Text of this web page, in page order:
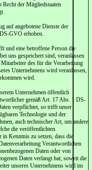
Recht der Mitgliedstaaten
auf angebotene Dienste der
GVO erhoben.
und eine betroffene Person die
uns gespeichert sind, veranlassen
des für die Verarbeitung
Unternehmens wird veranlassen,
wird.
Unternehmen öffentlich
gemäß Art. 17 Abs. 1 DS-
verpflichtet, so trifft unser
Technologie und der
auch technischer Art, um andere
die veröffentlichten
in Kenntnis zu setzen, dass die
Verantwortlichen
Daten oder von
Daten verlangt hat, soweit die
unseres Unternehmens wird im